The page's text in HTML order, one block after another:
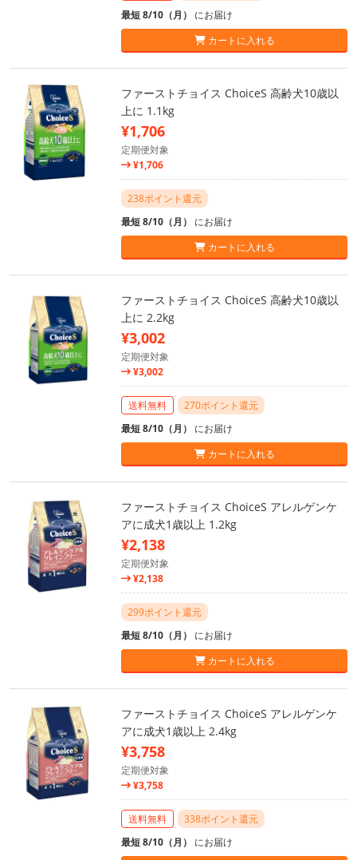
最短 8/10（月） にお届け
カートに入れる
ファーストチョイス ChoiceS 高齢犬10歳以
上に 1.1kg
¥1,706
定期便対象
¥1,706
238ポイント還元
最短 8/10（月） にお届け
カートに入れる
ファーストチョイス ChoiceS 高齢犬10歳以
上に 2.2kg
¥3,002
定期便対象
¥3,002
送料無料
270ポイント還元
最短 8/10（月） にお届け
カートに入れる
ファーストチョイス ChoiceS アレルゲンケ
アに成犬1歳以上 1.2kg
¥2,138
定期便対象
¥2,138
299ポイント還元
最短 8/10（月） にお届け
カートに入れる
ファーストチョイス ChoiceS アレルゲンケ
アに成犬1歳以上 2.4kg
¥3,758
定期便対象
¥3,758
送料無料
338ポイント還元
最短 8/10（月） にお届け